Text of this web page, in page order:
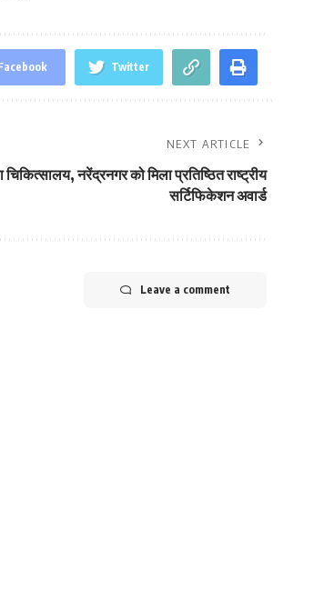
Twitter
NEXT ARTICLE
नरेंद्रनगर को मिला प्रतिष्ठित राष्ट्रीय
सर्टिफिकेशन अवार्ड
Leave a comment